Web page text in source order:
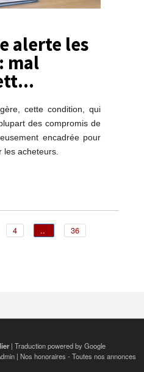
alerte les
mal
cette condition, qui
des compromis de
encadrée pour
les acheteurs.
4 ..
36
| Traduction powered by Google
| Nos honoraires - Toutes nos annonces